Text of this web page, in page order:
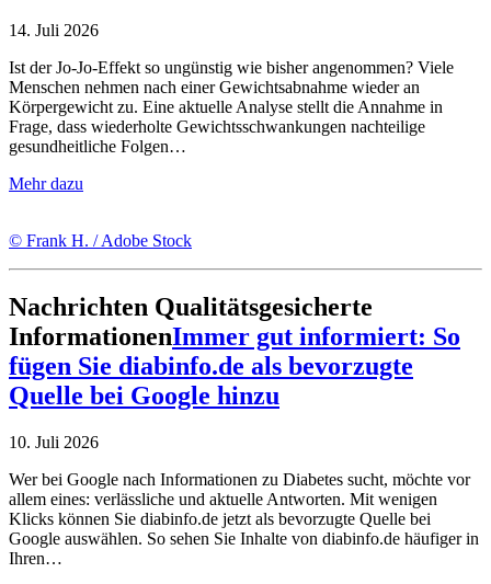
14. Juli 2026
Ist der Jo-Jo-Effekt so ungünstig wie bisher angenommen? Viele
Menschen nehmen nach einer Gewichtsabnahme wieder an
Körpergewicht zu. Eine aktuelle Analyse stellt die Annahme in
Frage, dass wiederholte Gewichtsschwankungen nachteilige
gesundheitliche Folgen…
Mehr dazu
© Frank H. / Adobe Stock
Nachrichten Qualitätsgesicherte
InformationenImmer gut informiert: So
fügen Sie diabinfo.de als bevorzugte
Quelle bei Google hinzu
10. Juli 2026
Wer bei Google nach Informationen zu Diabetes sucht, möchte vor
allem eines: verlässliche und aktuelle Antworten. Mit wenigen
Klicks können Sie diabinfo.de jetzt als bevorzugte Quelle bei
Google auswählen. So sehen Sie Inhalte von diabinfo.de häufiger in
Ihren…